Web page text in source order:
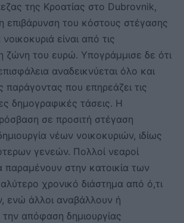
της Κροατίας στο Dubrovnik,
επιβάρυνση του κόστους στέγασης
είναι από τις
ζώνη του ευρώ. Υπογράμμισε δε ότι
αναδεικνύεται όλο και
παράγοντας που επηρεάζει τις
δημογραφικές τάσεις. Η
σε προσιτή στέγαση
νέων νοικοκυριών, ιδίως
γενεών. Πολλοί νεαροί
παραμένουν στην κατοικία των
χρονικό διάστημα από ό,τι
ενώ άλλοι αναβάλλουν ή
απόφαση δημιουργίας